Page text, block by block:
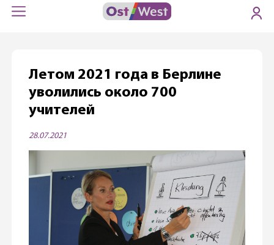
Летом 2021 года в Берлине
уволились около 700
учителей
28.07.2021